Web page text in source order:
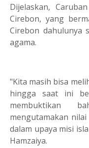
Dijelaskan,
Cirebon, yang
Cirebon dahulunya
agama.
"Kita masih bisa
hingga saat ini
membuktikan
mengutamakan
dalam upaya misi
Hamzaiya.